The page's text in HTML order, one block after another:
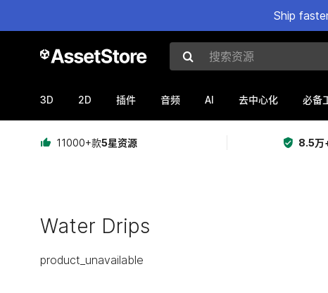
Ship
搜索资源
3D 2D 插件 音频 AI 去中心化 必备
11000+款5星资源 8.5万
Water Drips
product_unavailable